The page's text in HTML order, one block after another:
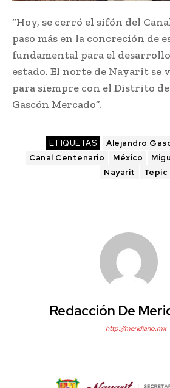
“Hoy, se cerró el sifón del
paso más en la concreción de
fundamental para el
estado. El norte de Nayarit se
para siempre con el Distrito
Gascón Mercado”.
ETIQUETAS
Alejandro
Canal Centenario
México
Nayarit
Tepic
Redacción De
http://meridiano.mx